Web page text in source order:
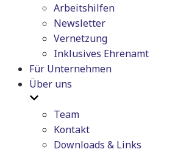
Arbeitshilfen
Newsletter
Vernetzung
Inklusives Ehrenamt
Für Unternehmen
Über uns
Team
Kontakt
Downloads & Links